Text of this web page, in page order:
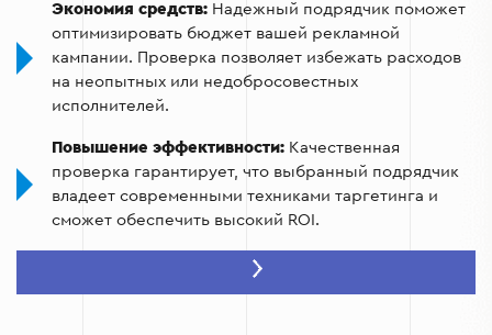
Экономия средств: Надежный подрядчик поможет
оптимизировать бюджет вашей рекламной
кампании. Проверка позволяет избежать расходов
на неопытных или недобросовестных
исполнителей.
Повышение эффективности: Качественная
проверка гарантирует, что выбранный подрядчик
владеет современными техниками таргетинга и
сможет обеспечить высокий ROI.
Работая с проверенными